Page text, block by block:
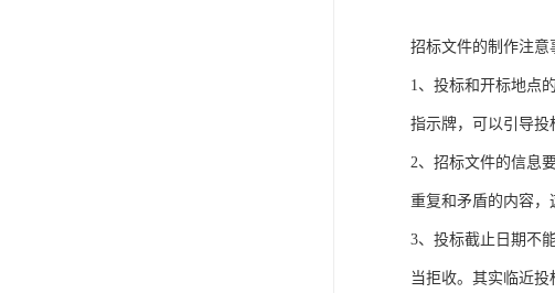
招标文件的制作注意
1、投标和开标地点
指示牌，可以引导投
2、招标文件的信息
重复和矛盾的内容，
3、投标截止日期不
当拒收。其实临近